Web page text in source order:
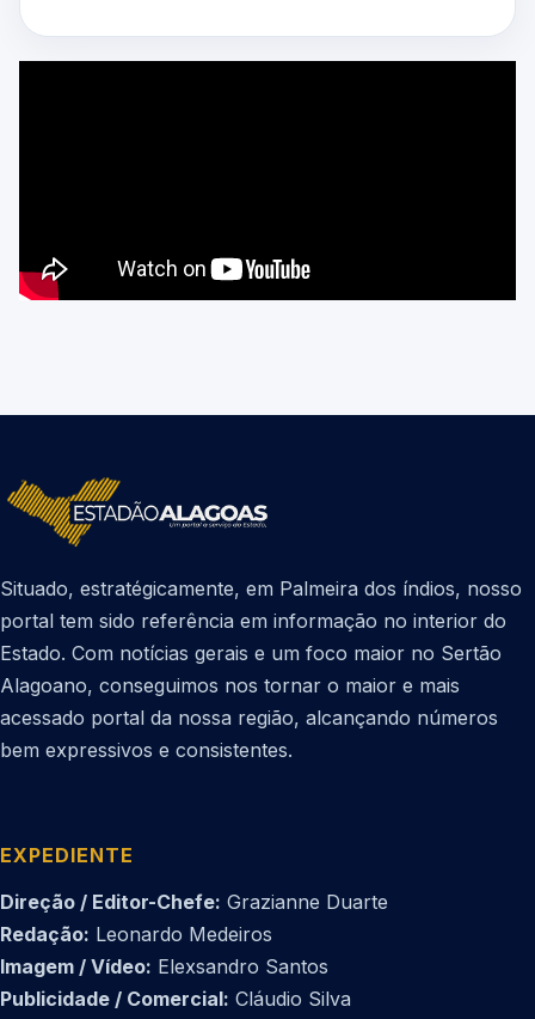
Situado, estratégicamente, em Palmeira dos índios, nosso
portal tem sido referência em informação no interior do
Estado. Com notícias gerais e um foco maior no Sertão
Alagoano, conseguimos nos tornar o maior e mais
acessado portal da nossa região, alcançando números
bem expressivos e consistentes.
EXPEDIENTE
Direção / Editor-Chefe: Grazianne Duarte
Redação: Leonardo Medeiros
Imagem / Vídeo: Elexsandro Santos
Publicidade / Comercial: Cláudio Silva